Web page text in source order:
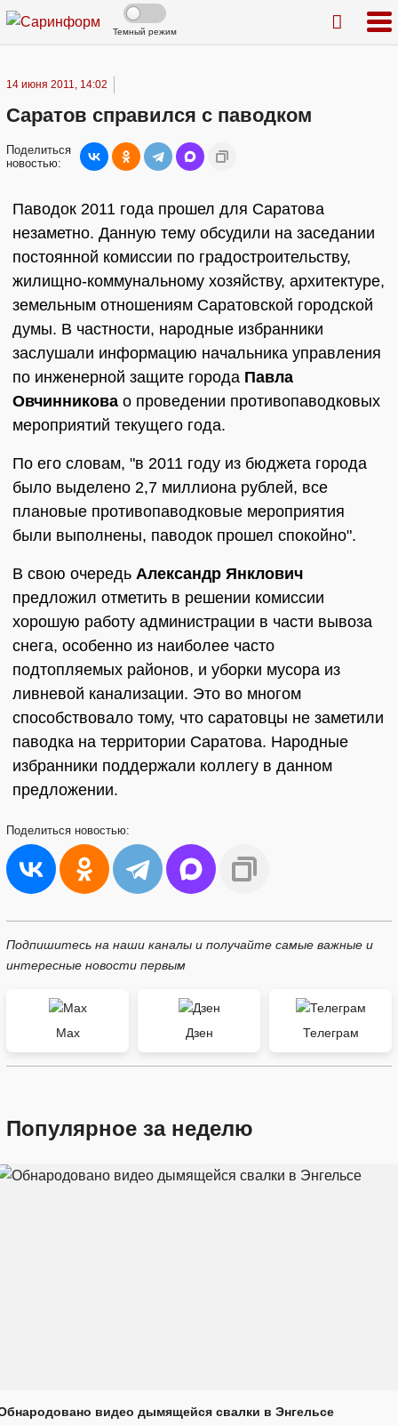
Темный режим
14 июня 2011, 14:02
Саратов справился с паводком
Поделиться
новостью:
Паводок 2011 года прошел для Саратова
незаметно. Данную тему обсудили на заседании
постоянной комиссии по градостроительству,
жилищно-коммунальному хозяйству, архитектуре,
земельным отношениям Саратовской городской
думы. В частности, народные избранники
заслушали информацию начальника управления
по инженерной защите города Павла
Овчинникова о проведении противопаводковых
мероприятий текущего года.
По его словам, "в 2011 году из бюджета города
было выделено 2,7 миллиона рублей, все
плановые противопаводковые мероприятия
были выполнены, паводок прошел спокойно".
В свою очередь Александр Янклович
предложил отметить в решении комиссии
хорошую работу администрации в части вывоза
снега, особенно из наиболее часто
подтопляемых районов, и уборки мусора из
ливневой канализации. Это во многом
способствовало тому, что саратовцы не заметили
паводка на территории Саратова. Народные
избранники поддержали коллегу в данном
предложении.
Поделиться новостью:
Подпишитесь на наши каналы и получайте самые важные и
интересные новости первым
Max Дзен Телеграм
Популярное за неделю
видео дымящейся свалки в Энгельсе